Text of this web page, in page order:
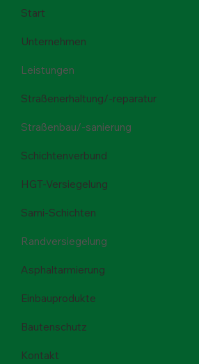
Start
Unternehmen
Leistungen
Straßenerhaltung/-reparatur
Straßenbau/-sanierung
Schichtenverbund
HGT-Versiegelung
Sami-Schichten
Randversiegelung
Asphaltarmierung
Einbauprodukte
Bautenschutz
Kontakt